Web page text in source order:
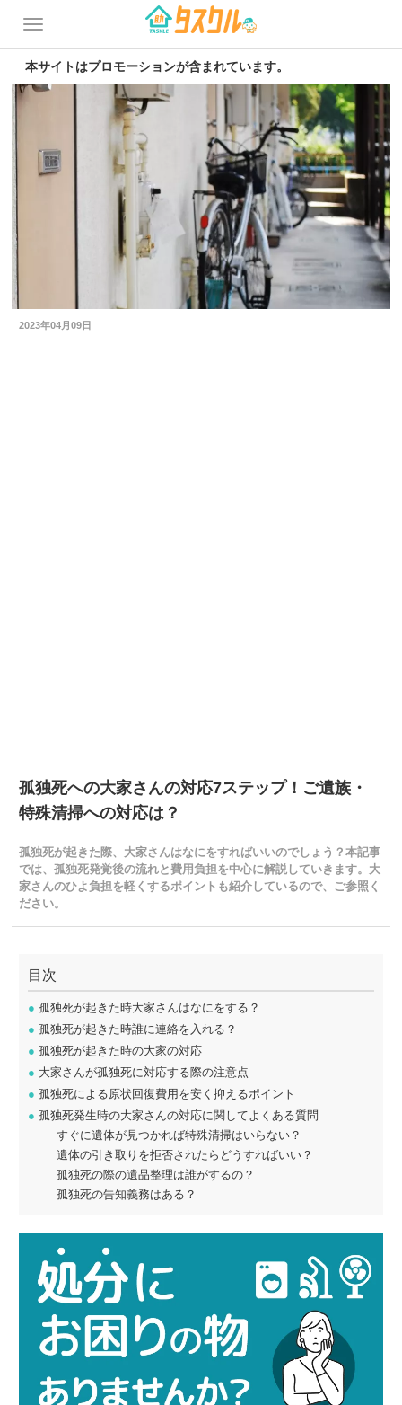
本サイトはプロモーションが含まれています。
2023年04月09日
孤独死への大家さんの対応7ステップ！ご遺族・
特殊清掃への対応は？
孤独死が起きた際、大家さんはなにをすればいいのでしょう？本記事
では、孤独死発覚後の流れと費用負担を中心に解説していきます。大
家さんのひよ負担を軽くするポイントも紹介しているので、ご参照く
ださい。
目次
● 孤独死が起きた時大家さんはなにをする？
● 孤独死が起きた時誰に連絡を入れる？
● 孤独死が起きた時の大家の対応
● 大家さんが孤独死に対応する際の注意点
● 孤独死による原状回復費用を安く抑えるポイント
● 孤独死発生時の大家さんの対応に関してよくある質問
すぐに遺体が見つかれば特殊清掃はいらない？
遺体の引き取りを拒否されたらどうすればいい？
孤独死の際の遺品整理は誰がするの？
孤独死の告知義務はある？